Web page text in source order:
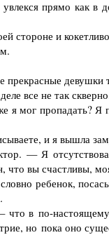
прямо как в
стороне и
девушки
все не так
пропадать? Я
и я вышла
— Я
что вы счастливы,
ребенок,
в по-настоящему
но пока оно